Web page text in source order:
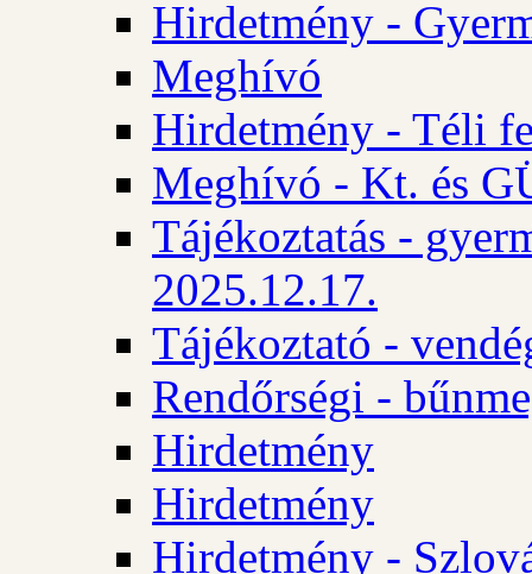
Hirdetmény -
Meghívó
Hirdetmény - Téli
Meghívó - Kt. és
Tájékoztatás -
2025.12.17.
Tájékoztató -
Rendőrségi -
Hirdetmény
Hirdetmény
Hirdetmény -